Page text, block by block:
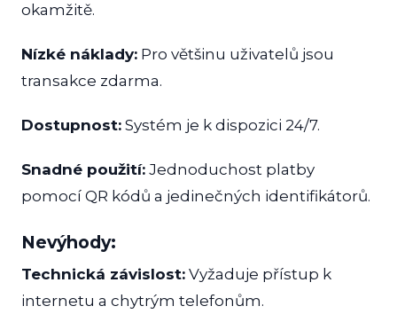
okamžitě.
Nízké náklady: Pro většinu uživatelů jsou
transakce zdarma.
Dostupnost: Systém je k dispozici 24/7.
Snadné použití: Jednoduchost platby
pomocí QR kódů a jedinečných identifikátorů.
Nevýhody:
Technická závislost: Vyžaduje přístup k
internetu a chytrým telefonům.